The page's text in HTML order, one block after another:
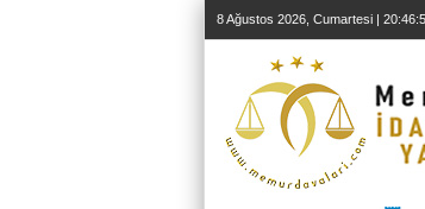
8 Ağustos 2026, Cumartesi |